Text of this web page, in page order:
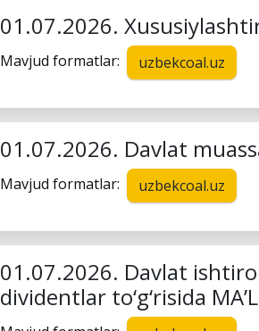
01.07.2026.
Mavjud formatlar: uzbekcoal.uz
01.07.2026. Davlat
Mavjud formatlar: uzbekcoal.uz
01.07.2026. Davlat
dividentlar to‘g‘risida